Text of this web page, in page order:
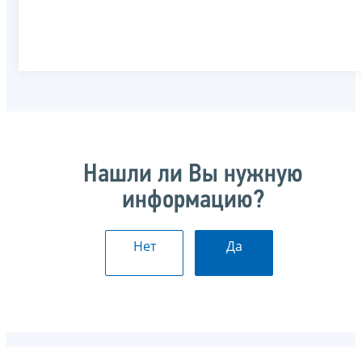
Нашли ли Вы нужную
информацию?
Нет Да